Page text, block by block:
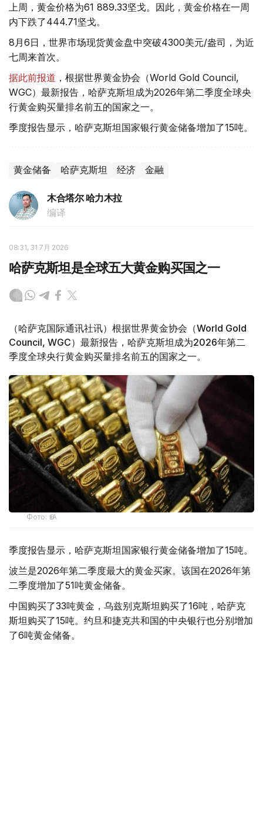
上周，黄金价格为61 889.33坚戈。因此，黄金价格在一周
内下跌了444.71坚戈。
8月6日，世界市场现货黄金盘中突破4300美元/盎司，为近
七周来首次。
据此前报道 ，根据世界黄金协会（World Gold Council,
WGC）最新报告，哈萨克斯坦成为2026年第二季度全球央
行黄金购买量排名前五的国家之一。
季度报告显示，哈萨克斯坦国家银行黄金储备增加了15吨。
黄金储备 哈萨克斯坦 经济 金融
木合塔尔 哈力木拉
编译
08:31, 31 7月 2026
哈萨克斯坦是全球五大黄金购买国之一
（哈萨克国际通讯社讯）根据世界黄金协会（World Gold
Council, WGC）最新报告，哈萨克斯坦成为2026年第二
季度全球央行黄金购买量排名前五的国家之一。
Фото: ӨзА
季度报告显示，哈萨克斯坦国家银行黄金储备增加了15吨。
波兰是2026年第二季度最大的黄金买家。该国在2026年第
二季度增加了51吨黄金储备。
中国购买了33吨黄金，乌兹别克斯坦购买了16吨，哈萨克
斯坦购买了15吨。约旦和捷克共和国的中央银行也分别增加
了6吨黄金储备。